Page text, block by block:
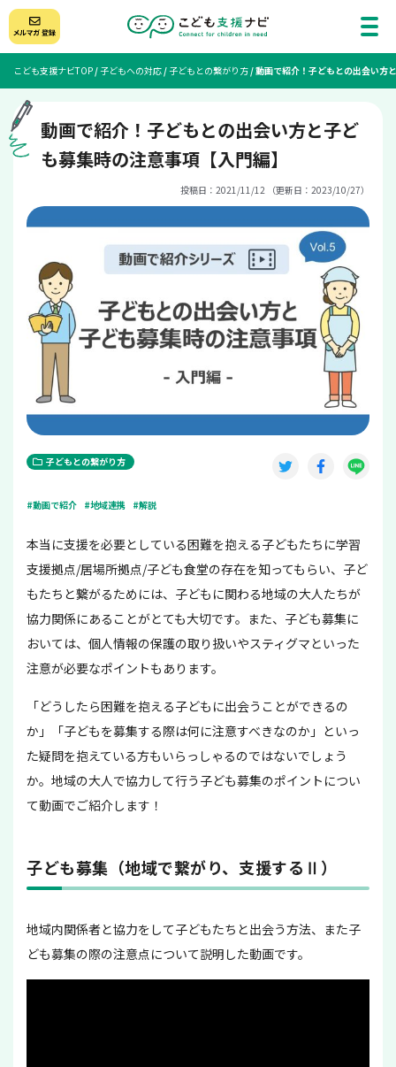
こども支援ナビTOP/子どもへの対応/子どもとの繋がり方/動画で紹介！子どもとの出会い方
動画で紹介！子どもとの出会い方と子ど
も募集時の注意事項【入門編】
投稿日：2021/11/12 （更新日：2023/10/27）
子どもとの繋がり方
#動画で紹介 #地域連携 #解説
本当に支援を必要としている困難を抱える子どもたちに学習
支援拠点/居場所拠点/子ども食堂の存在を知ってもらい、子ど
もたちと繋がるためには、子どもに関わる地域の大人たちが
協力関係にあることがとても大切です。また、子ども募集に
おいては、個人情報の保護の取り扱いやスティグマといった
注意が必要なポイントもあります。
「どうしたら困難を抱える子どもに出会うことができるの
か」「子どもを募集する際は何に注意すべきなのか」といっ
た疑問を抱えている方もいらっしゃるのではないでしょう
か。地域の大人で協力して行う子ども募集のポイントについ
て動画でご紹介します！
子ども募集（地域で繋がり、支援するⅡ）
地域内関係者と協力をして子どもたちと出会う方法、また子
ども募集の際の注意点について説明した動画です。